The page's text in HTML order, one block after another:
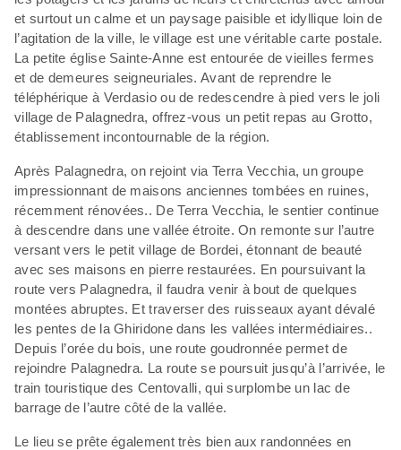
et surtout un calme et un paysage paisible et idyllique loin de
l’agitation de la ville, le village est une véritable carte postale.
La petite église Sainte-Anne est entourée de vieilles fermes
et de demeures seigneuriales. Avant de reprendre le
téléphérique à Verdasio ou de redescendre à pied vers le joli
village de Palagnedra, offrez-vous un petit repas au Grotto,
établissement incontournable de la région.
Après Palagnedra, on rejoint via Terra Vecchia, un groupe
impressionnant de maisons anciennes tombées en ruines,
récemment rénovées.. De Terra Vecchia, le sentier continue
à descendre dans une vallée étroite. On remonte sur l’autre
versant vers le petit village de Bordei, étonnant de beauté
avec ses maisons en pierre restaurées. En poursuivant la
route vers Palagnedra, il faudra venir à bout de quelques
montées abruptes. Et traverser des ruisseaux ayant dévalé
les pentes de la Ghiridone dans les vallées intermédiaires..
Depuis l’orée du bois, une route goudronnée permet de
rejoindre Palagnedra. La route se poursuit jusqu’à l’arrivée, le
train touristique des Centovalli, qui surplombe un lac de
barrage de l’autre côté de la vallée.
Le lieu se prête également très bien aux randonnées en